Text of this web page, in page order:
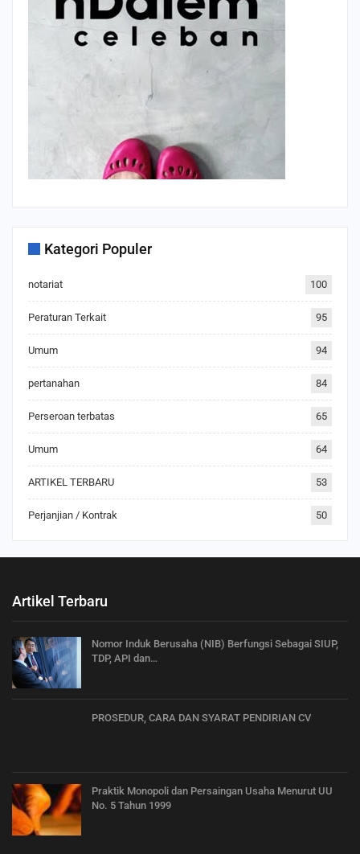
Kategori Populer
notariat 100
Peraturan Terkait 95
Umum 94
pertanahan 84
Perseroan terbatas 65
Umum 64
ARTIKEL TERBARU 53
Perjanjian / Kontrak 50
Artikel Terbaru
Nomor Induk Berusaha (NIB) Berfungsi Sebagai SIUP,
TDP, API dan…
PROSEDUR, CARA DAN SYARAT PENDIRIAN CV
Praktik Monopoli dan Persaingan Usaha Menurut UU
No. 5 Tahun 1999